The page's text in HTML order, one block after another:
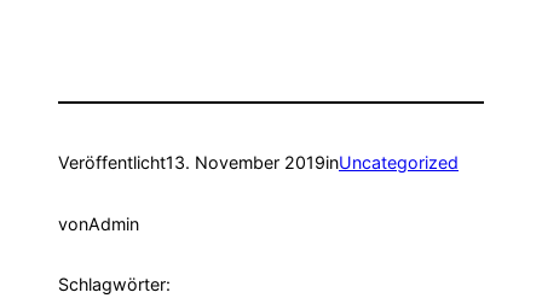
Veröffentlicht13. November 2019inUncategorized
vonAdmin
Schlagwörter: